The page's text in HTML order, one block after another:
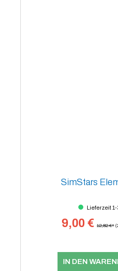
SimStars
Lieferzeit
9,00 € 12,82 €*
IN DEN